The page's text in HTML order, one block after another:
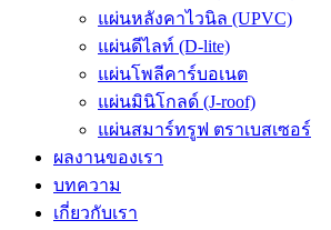
แผ่นหลังคาไวนิล (UPVC)
แผ่นดีไลท์ (D-lite)
แผ่นโพลีคาร์บอเนต
แผ่นมินิโกลด์ (J-roof)
แผ่นสมาร์ทรูฟ ตราเบสเซอร์
ผลงานของเรา
บทความ
เกี่ยวกับเรา